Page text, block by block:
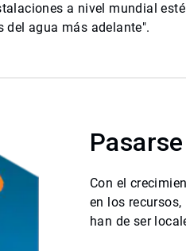
a nivel mundial
del agua más adelante".
Con el
en los
han de ser